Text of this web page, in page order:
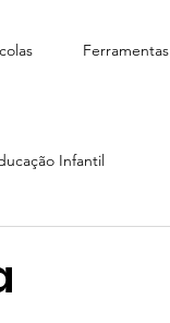
Ferramentas
Infantil